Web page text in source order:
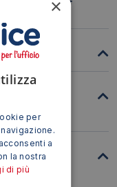
PER
×
per
a
la nostra
di più